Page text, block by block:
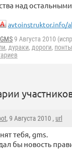
над
avtoinstruktor.info/
GMS9 Августа 2010
, дураки, дороги, понты
, 9 Августа 2010 , url
тебя, gms.
бы новость